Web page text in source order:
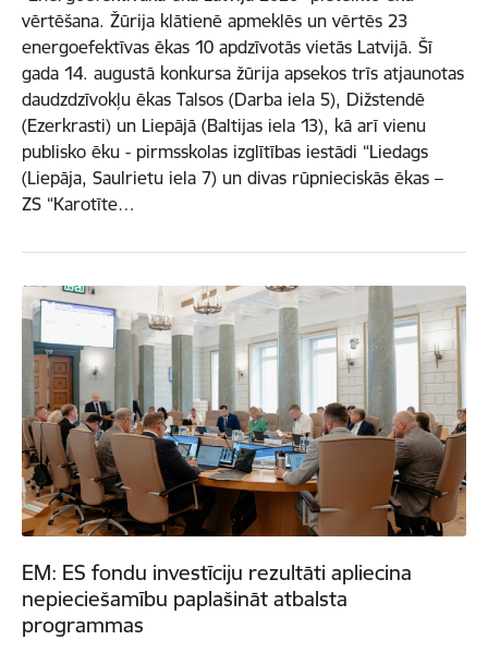
vērtēšana. Žūrija klātienē apmeklēs un vērtēs 23
energoefektīvas ēkas 10 apdzīvotās vietās Latvijā. Šī
gada 14. augustā konkursa žūrija apsekos trīs atjaunotas
daudzdzīvokļu ēkas Talsos (Darba iela 5), Dižstendē
(Ezerkrasti) un Liepājā (Baltijas iela 13), kā arī vienu
publisko ēku - pirmsskolas izglītības iestādi “Liedags
(Liepāja, Saulrietu iela 7) un divas rūpnieciskās ēkas –
ZS “Karotīte…
EM: ES fondu investīciju rezultāti apliecina
nepieciešamību paplašināt atbalsta
programmas